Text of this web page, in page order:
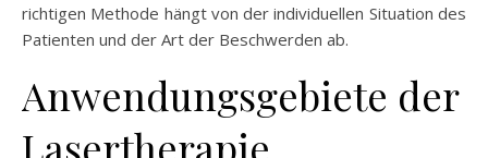
richtigen Methode hängt von der individuellen Situation des
Patienten und der Art der Beschwerden ab.
Anwendungsgebiete der
Lasertherapie